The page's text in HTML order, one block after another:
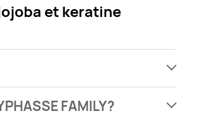
et keratine
FAMILY?